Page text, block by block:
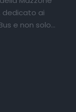
dedicato ai
e non solo...